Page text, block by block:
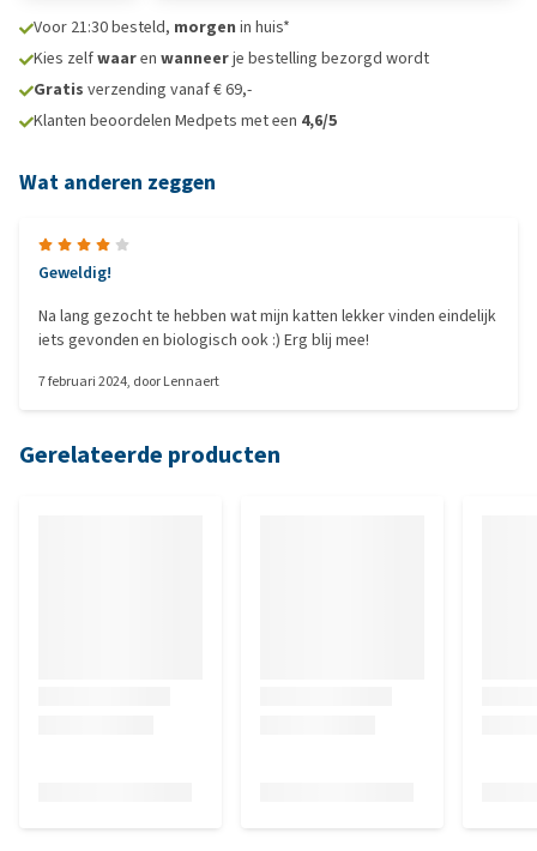
Voor 21:30 besteld, morgen in huis*
Kies zelfwaaren wanneerje bestelling bezorgd wordt
Gratis verzending vanaf € 69,-
Klanten beoordelen Medpets met een 4,6/5
Wat anderen zeggen
Geweldig!
Na lang gezocht te hebben wat mijn katten lekker vinden eindelijk
iets gevonden en biologisch ook :) Erg blij mee!
7 februari 2024, doorLennaert
Gerelateerde producten